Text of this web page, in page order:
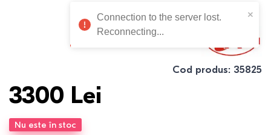
Cod produs: 35825
3300 Lei
Nu este în stoc